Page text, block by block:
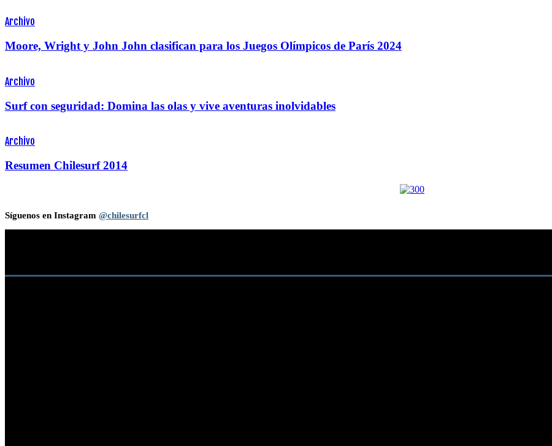
Archivo
Moore, Wright y John John clasifican para los Juegos Olímpicos de París 2024
Archivo
Surf con seguridad: Domina las olas y vive aventuras inolvidables
Archivo
Resumen Chilesurf 2014
Síguenos en Instagram @chilesurfcl